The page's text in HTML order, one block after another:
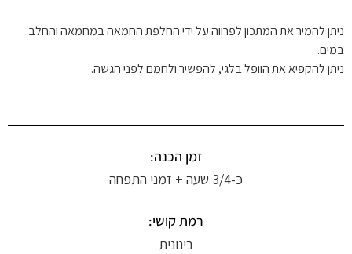
ניתן להמיר את המתכון לפרווה על ידי החלפת החמאה במחמאה והחלב
במים.
ניתן להקפיא את הוופל בלגי, להפשיר ולחמם לפני הגשה.
זמן הכנה:
כ-3/4 שעה + זמני התפחה
רמת קושי:
בינונית